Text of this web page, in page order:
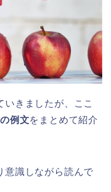
いきましたが、ここ
例文をまとめて紹介
意識しながら読んで